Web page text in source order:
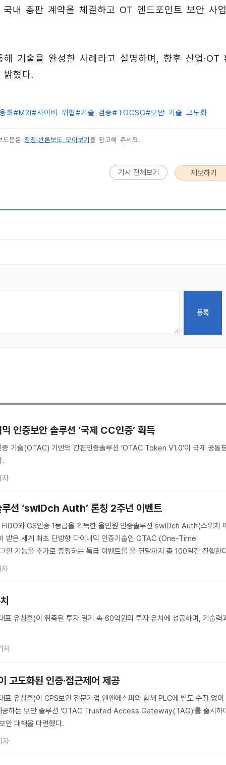
내 총판 계약을 체결하고 OT 엔드포인트 보안 사
기술을 완성한 사례라고 설명하며, 향후 산업·OT
혔다.
화#M2I#사이버 위협#기술 검증#TOCSG#보안 기술 고도화
문은 정정·반론보도 모아보기를 참고해 주세요.
기사 전체보기 제보하기
인증보안 솔루션 ‘국제 CC인증’ 획득
증 기술(OTAC) 기반의 간편인증솔루션 ‘OTAC Token V1.0’이 국제 공통
.
자
루션 ‘swIDch Auth’ 론칭 2주년 이벤트
FIDO와 GS인증 1등급을 획득한 올인원 인증솔루션 swIDch Auth(스위치
받은 세계 최초 단방향 다이내믹 인증기술인 OTAC (One-Time
기능을 추가로 증정하는 특급 이벤트를 올 연말까지 총 100일간 진행한
자
표 유창훈)이 취축된 투자 열기 속 60억원의 투자 유치에 성공하며, 기술력
자
고도화된 인증·접근제어 제공
표 유창훈)이 CPS보안 전문기업 앤앤에스피와 함께 PLC에 별도 수정 없이
공하는 보안 솔루션 ‘OTAC Trusted Access Gateway(TAG)’를 출시하
안 대책을 마련했다.
자